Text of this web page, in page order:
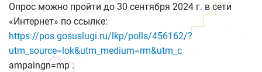
Опрос можно пройти до 30 сентября 2024 г. в сети
«Интернет» по ссылке:
https://pos.gosuslugi.ru/lkp/polls/456162/?
utm_source=lok&utm_medium=rm&utm_c
ampaingn=mp .